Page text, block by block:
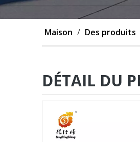
Maison / Des produits
DÉTAIL DU